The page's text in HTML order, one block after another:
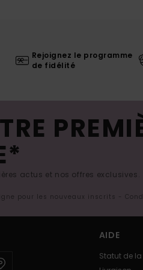
Rejoignez le programme
de fidélité
actus et nos offres exclusives.
pour les nouveaux inscrits -
AIDE
Statut de